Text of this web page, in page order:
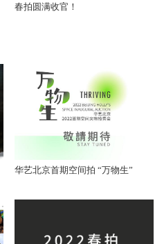
春拍圆满收官！
华艺北京首期空间拍 “万物生”